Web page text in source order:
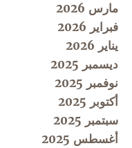
مارس 2026
فبراير 2026
يناير 2026
ديسمبر 2025
نوفمبر 2025
أكتوبر 2025
سبتمبر 2025
أغسطس 2025